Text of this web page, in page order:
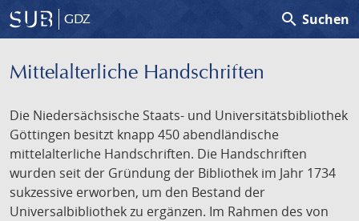
GDZ search Suchen
Mittelalterliche Handschriften
Die Niedersächsische Staats- und Universitätsbibliothek
Göttingen besitzt knapp 450 abendländische
mittelalterliche Handschriften. Die Handschriften
wurden seit der Gründung der Bibliothek im Jahr 1734
sukzessive erworben, um den Bestand der
Universalbibliothek zu ergänzen. Im Rahmen des von